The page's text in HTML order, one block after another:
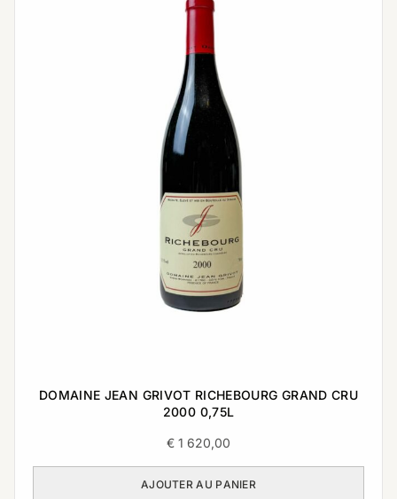
DOMAINE JEAN GRIVOT RICHEBOURG GRAND CRU
2000 0,75L
€ 1 620,00
AJOUTER AU PANIER